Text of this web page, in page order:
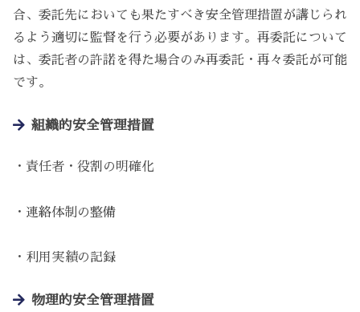
合、委託先においても果たすべき安全管理措置が講じられ
るよう適切に監督を行う必要があります。再委託について
は、委託者の許諾を得た場合のみ再委託・再々委託が可能
です。
組織的安全管理措置
・責任者・役割の明確化
・連絡体制の整備
・利用実績の記録
物理的安全管理措置